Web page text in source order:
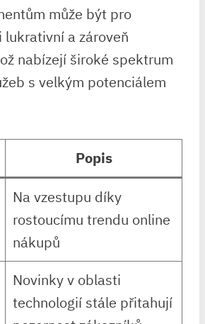
může být pro
a zároveň
nabízejí široké spektrum
s velkým potenciálem
Popis
Na vzestupu díky
rostoucímu trendu online
nákupů
Novinky v oblasti
technologií stále přitahují